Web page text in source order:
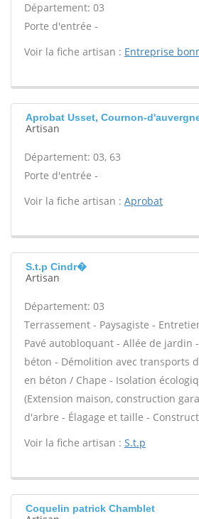
Département: 03
Porte d'entrée -
Voir la fiche artisan : Entreprise
Aprobat Usset, Cournon-
Artisan
Département: 03, 63
Porte d'entrée -
Voir la fiche artisan : Aprobat
S.t.p Cindr�
Artisan
Département: 03
Terrassement - Paysagiste -
Pavé autobloquant - Allée de jardin
béton - Démolition avec transports
en béton / Chape - Isolation
(Extension maison, construction
d'arbre - Élagage et taille -
Voir la fiche artisan : S.t.p
Coquelin patrick Chamblet